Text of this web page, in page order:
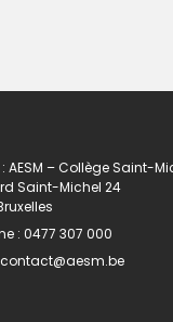
AESM – Collège Saint-
Saint-Michel 24
: 0477 307 000
contact@aesm.be